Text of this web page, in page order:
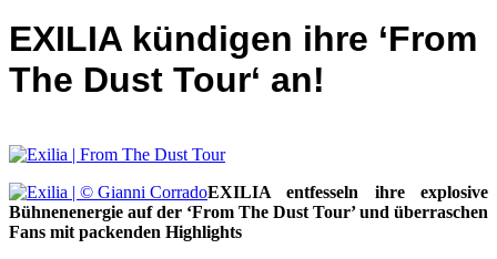
EXILIA kündigen ihre ‘From
The Dust Tour‘ an!
EXILIA entfesseln ihre explosive
Bühnenenergie auf der ‘From The Dust Tour’ und überraschen
Fans mit packenden Highlights